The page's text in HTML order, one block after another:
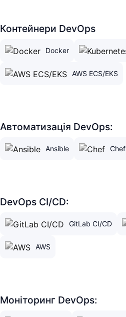
Контейнери DevOps
Docker
AWS ECS/EKS
Автоматизація DevOps:
Ansible Chef
DevOps CI/CD:
GitLab CI/CD
AWS
Моніторинг DevOps: